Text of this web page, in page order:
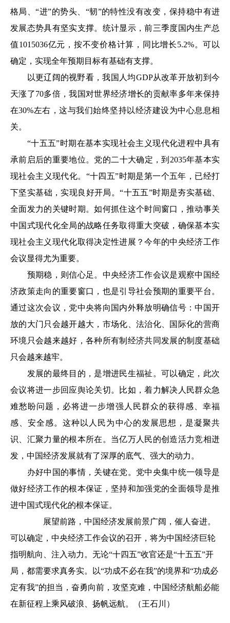
格局、“进”的势头、“韧”的特性没有改变，保持稳中有进
发展态势具有坚实支撑。统计显示，前三季度国内生产总
值1015036亿元，按不变价格计算，同比增长5.2%。可以
确定，实现全年预期目标有基础有支撑。
以更辽阔的视野看，我国人均GDP从改革开放初到今
天涨了70多倍，我国对世界经济增长的贡献率多年来保持
在30%左右，这与我们始终坚持以经济建设为中心息息相
关。
“十五五”时期在基本实现社会主义现代化进程中具有
承前启后的重要地位。党的二十大确定，到2035年基本实
现社会主义现代化。“十四五”时期是第一个五年，已经打
下坚实基础，实现良好开局。“十五五”时期是夯实基础、
全面发力的关键时期。如何抓住这个时间窗口，推动事关
中国式现代化全局的战略任务取得重大突破，确保基本实
现社会主义现代化取得决定性进展？今年的中央经济工作
会议显得尤为重要。
预期稳，则信心足。中央经济工作会议是观察中国经
济政策走向的重要窗口，也是引导社会预期的重要平台。
通过这次会议，党中央将向国内外释放明确信号：中国开
放的大门只会越开越大，市场化、法治化、国际化的营商
环境只会越来越好，各种所有制经济共同发展的制度基础
只会越来越牢。
发展的最终目的，是增进民生福祉。可以确定，此次
会议将进一步回应舆论关切。比如，着力解决人民群众急
难愁盼问题，必将进一步增强人民群众的获得感、幸福
感、安全感。这种以人民为中心的发展思想，是凝聚共
识、汇聚力量的根本所在。当亿万人民的创造活力竞相迸
发，中国经济发展就有了深厚的底气、强大的动力。
办好中国的事情，关键在党。党中央集中统一领导是
做好经济工作的根本保证，坚持和加强党的全面领导是推
进中国式现代化的根本保证。
展望前路，中国经济发展前景广阔，催人奋进。
可以确定，中央经济工作会议的召开，将为中国经济巨轮
指明航向、注入动力。无论“十四五”收官还是“十五五”开
局，都需要求真务实。以“功成不必在我”的境界和“功成必
定有我”的担当，奋勇向前，攻坚克难，中国经济航船必能
在新征程上乘风破浪、扬帆远航。（王石川）